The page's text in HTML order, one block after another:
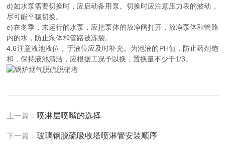
d)如水泵需要切换时，应启动备用泵。切换时应注意压力表的波动，
尽可能平稳切换。
e)在冬季，未运行的水泵，应把泵体的放净阀打开，放净泵体和管路
内的水，防止泵体和管路被冻裂。
4.6注意液池液位，于液位应及时补充。为池液的PH值，防止药剂饱
和，保持液池清洁，应根据工况予以换，置换量不少于1/3。
上一篇： 喷淋层喷嘴的选择
下一篇：玻璃钢脱硫吸收塔喷淋管安装顺序